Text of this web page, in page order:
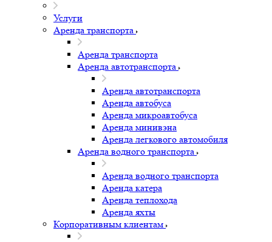
Услуги
Аренда транспорта
Аренда транспорта
Аренда автотранспорта
Аренда автотранспорта
Аренда автобуса
Аренда микроавтобуса
Аренда минивэна
Аренда легкового автомобиля
Аренда водного транспорта
Аренда водного транспорта
Аренда катера
Аренда теплохода
Аренда яхты
Корпоративным клиентам